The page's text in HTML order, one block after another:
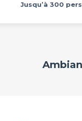
Jusqu’à 300